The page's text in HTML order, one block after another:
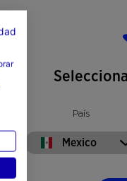
a máquina
máxima
País
Mexico